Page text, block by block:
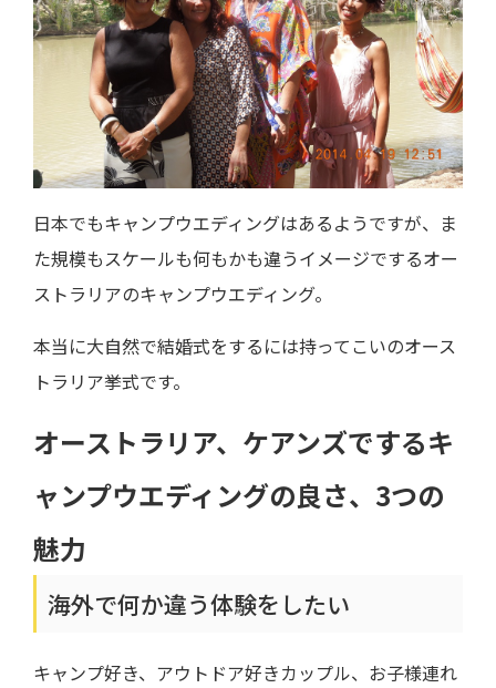
日本でもキャンプウエディングはあるようですが、ま
た規模もスケールも何もかも違うイメージでするオー
ストラリアのキャンプウエディング。
本当に大自然で結婚式をするには持ってこいのオース
トラリア挙式です。
オーストラリア、ケアンズでするキ
ャンプウエディングの良さ、3つの
魅力
海外で何か違う体験をしたい
キャンプ好き、アウトドア好きカップル、お子様連れ